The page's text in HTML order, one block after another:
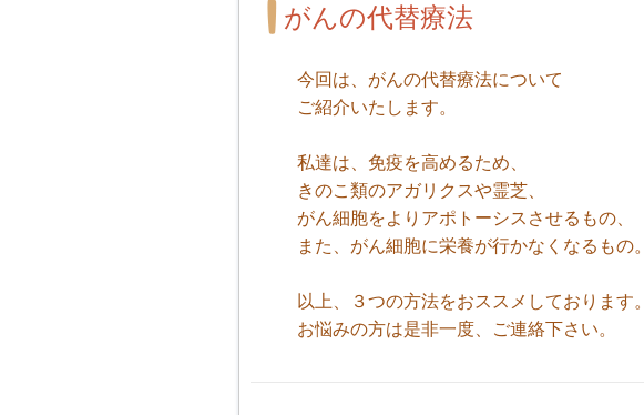
がんの代替療法
今回は、がんの代替療法について
ご紹介いたします。
私達は、免疫を高めるため、
きのこ類のアガリクスや霊芝、
がん細胞をよりアポトーシスさせるもの、
また、がん細胞に栄養が行かなくなるもの。
以上、３つの方法をおススメしております。
お悩みの方は是非一度、ご連絡下さい。